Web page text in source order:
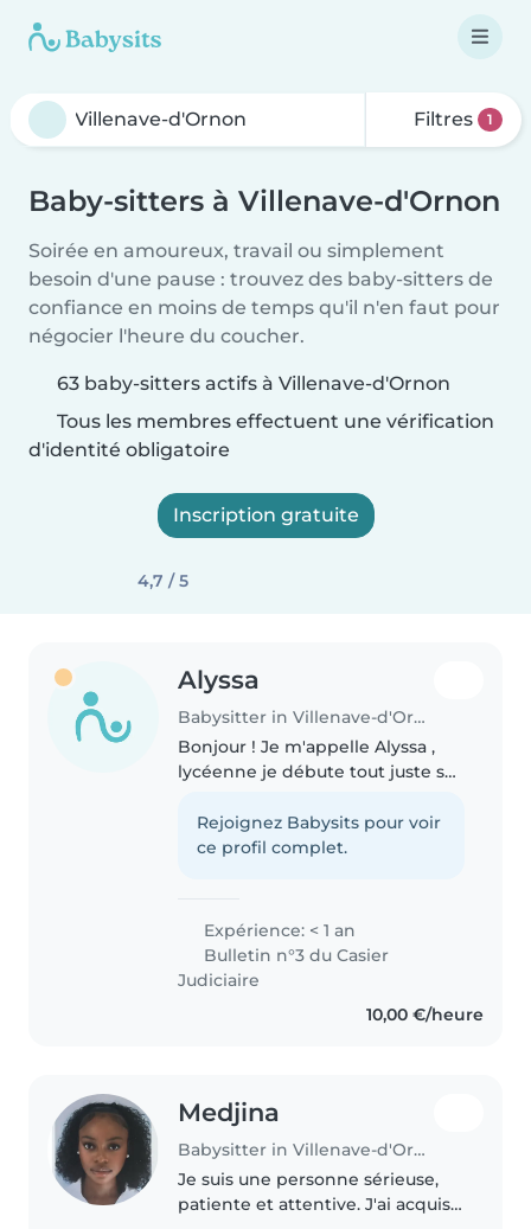
Filtres 1
Baby-sitters à Villenave-d'Ornon
Soirée en amoureux, travail ou simplement
besoin d'une pause : trouvez des baby-sitters de
confiance en moins de temps qu'il n'en faut pour
négocier l'heure du coucher.
63 baby-sitters actifs à Villenave-d'Ornon
Tous les membres effectuent une vérification
d'identité obligatoire
Inscription gratuite
4,7 / 5
Alyssa
Babysitter in Villenave-d'Ornon
Bonjour ! Je m'appelle Alyssa ,
lycéenne je débute tout juste sur
eu l'occasion de faire du
babysitting à plusieurs reprises
Rejoignez Babysits pour voir
ce profil complet.
Expérience: < 1 an
Bulletin n°3 du Casier
Judiciaire
10,00 €/heure
Medjina
Babysitter in Villenave-d'Ornon
Je suis une personne sérieuse,
patiente et attentive. J'ai acquis